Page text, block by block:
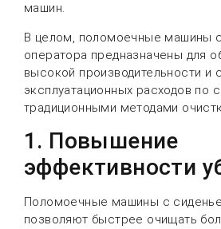
машин.
В целом, поломоечные машины
оператора предназначены для
высокой производительности и
эксплуатационных расходов по
традиционными методами
1. Повышение
эффективности
Поломоечные машины с
позволяют быстрее очищать